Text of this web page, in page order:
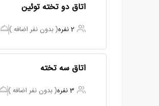
اتاق دو تخته توئین
2 نفره ( بدون نفر اضافه )
اتاق سه تخته
3 نفره ( بدون نفر اضافه )